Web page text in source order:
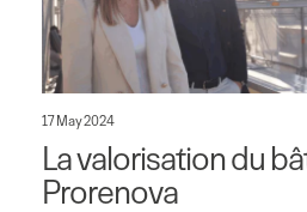
17 May 2024
La valorisation du
Prorenova